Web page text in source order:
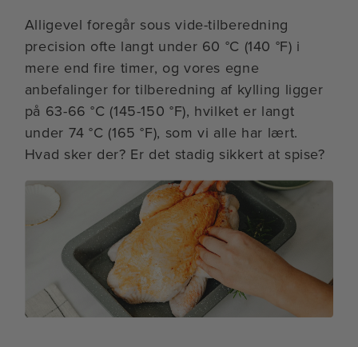
Alligevel foregår sous vide-tilberedning
precision ofte langt under 60 °C (140 °F) i
mere end fire timer, og vores egne
anbefalinger for tilberedning af kylling ligger
på 63-66 °C (145-150 °F), hvilket er langt
under 74 °C (165 °F), som vi alle har lært.
Hvad sker der? Er det stadig sikkert at spise?